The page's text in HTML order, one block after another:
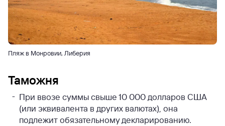
Пляж в Монровии, Либерия
Таможня
При ввозе суммы свыше 10 000 долларов США
(или эквивалента в других валютах), она
подлежит обязательному декларированию.